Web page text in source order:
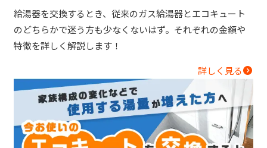
給湯器を交換するとき、従来のガス給湯器とエコキュート
のどちらかで迷う方も少なくないはず。それぞれの金額や
特徴を詳しく解説します！
詳しく見る